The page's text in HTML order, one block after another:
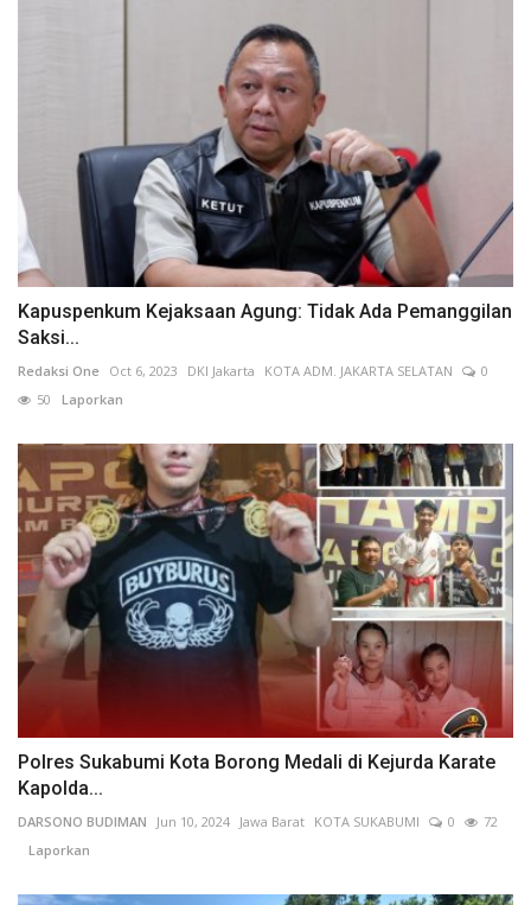
Kapuspenkum Kejaksaan Agung: Tidak Ada Pemanggilan
Saksi...
Redaksi One Oct 6, 2023 DKI Jakarta KOTA ADM. JAKARTA SELATAN
0
50 Laporkan
Polres Sukabumi Kota Borong Medali di Kejurda Karate
Kapolda...
DARSONO BUDIMAN Jun 10, 2024 Jawa Barat KOTA SUKABUMI 0
72
Laporkan